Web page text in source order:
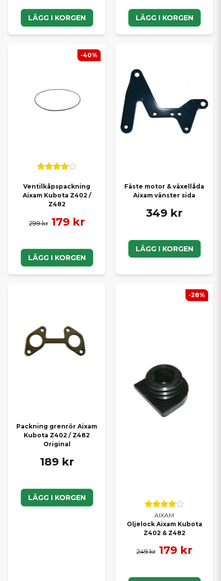
LÄGG I KORGEN LÄGG I KORGEN
Ventilkåpspackning
Aixam Kubota Z402 /
Z482
299 kr 179 kr
LÄGG I KORGEN
-40%
Fäste motor & växellåda
Aixam vänster sida
349 kr
LÄGG I KORGEN
Packning grenrör Aixam
Kubota Z402 / Z482
Original
189 kr
LÄGG I KORGEN
AIXAM
Oljelock Aixam Kubota
Z402 & Z482
249 kr 179 kr
-28%